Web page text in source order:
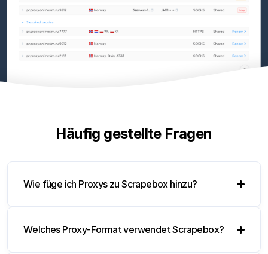
Häufig gestellte Fragen
Wie füge ich Proxys zu Scrapebox hinzu?
Welches Proxy-Format verwendet Scrapebox?